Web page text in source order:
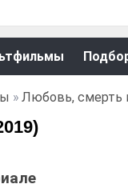
» Любовь, смерть